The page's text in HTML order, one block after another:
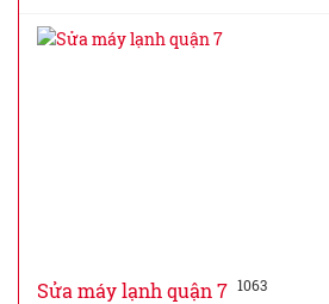
Sửa máy lạnh quận 7 1063